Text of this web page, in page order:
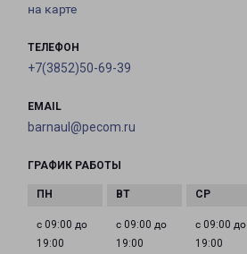
на карте
ТЕЛЕФОН
+7(3852)50-69-39
EMAIL
barnaul@pecom.ru
ГРАФИК РАБОТЫ
с 09:00 до
19:00
с 09:00 до
19:00
с 09:00 до
19:00